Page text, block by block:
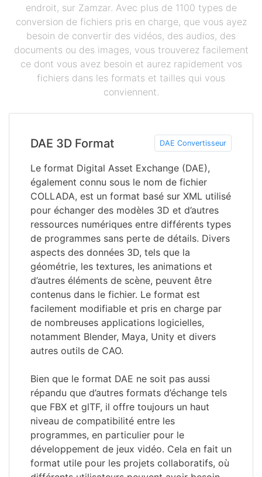
endroit, sur Zamzar. Avec plus de 1100 types de
conversion de fichiers pris en charge, que vous ayez
besoin de convertir des vidéos, des audios, des
documents ou des images, vous trouverez facilement
ce dont vous avez besoin et aurez rapidement vos
fichiers dans les formats et tailles qui vous
conviennent.
DAE 3D Format DAE Convertisseur
Le format Digital Asset Exchange (DAE),
également connu sous le nom de fichier
COLLADA, est un format basé sur XML utilisé
pour échanger des modèles 3D et d’autres
ressources numériques entre différents types
de programmes sans perte de détails. Divers
aspects des données 3D, tels que la
géométrie, les textures, les animations et
d’autres éléments de scène, peuvent être
contenus dans le fichier. Le format est
facilement modifiable et pris en charge par
de nombreuses applications logicielles,
notamment Blender, Maya, Unity et divers
autres outils de CAO.
Bien que le format DAE ne soit pas aussi
répandu que d’autres formats d’échange tels
que FBX et glTF, il offre toujours un haut
niveau de compatibilité entre les
programmes, en particulier pour le
développement de jeux vidéo. Cela en fait un
format utile pour les projets collaboratifs, où